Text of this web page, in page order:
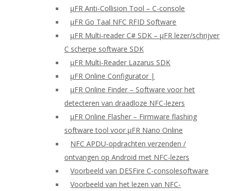
μFR Anti-Collision Tool – C-console
μFR Go Taal NFC RFID Software
μFR Multi-reader C# SDK – μFR lezer/schrijver
C scherpe software SDK
μFR Multi-Reader Lazarus SDK
μFR Online Configurator |
μFR Online Finder – Software voor het
detecteren van draadloze NFC-lezers
μFR Online Flasher – Firmware flashing
software tool voor μFR Nano Online
NFC APDU-opdrachten verzenden /
ontvangen op Android met NFC-lezers
Voorbeeld van DESFire C-consolesoftware
Voorbeeld van het lezen van NFC-